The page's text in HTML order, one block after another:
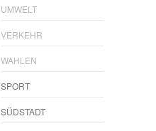
UMWELT
VERKEHR
WAHLEN
SPORT
SÜDSTADT